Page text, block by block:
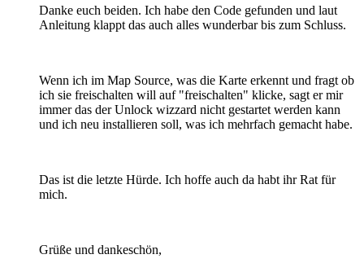
Danke euch beiden. Ich habe den Code gefunden und laut
Anleitung klappt das auch alles wunderbar bis zum Schluss.
Wenn ich im Map Source, was die Karte erkennt und fragt ob
ich sie freischalten will auf "freischalten" klicke, sagt er mir
immer das der Unlock wizzard nicht gestartet werden kann
und ich neu installieren soll, was ich mehrfach gemacht habe.
Das ist die letzte Hürde. Ich hoffe auch da habt ihr Rat für
mich.
Grüße und dankeschön,